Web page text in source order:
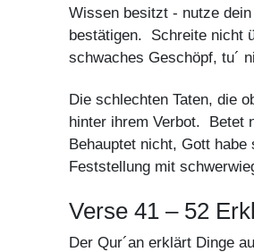
Wissen besitzt - nutze
bestätigen. Schreite nicht
schwaches Geschöpf, tu´
Die schlechten Taten, die
hinter ihrem Verbot. Betet
Behauptet nicht, Gott
Feststellung mit
Verse 41 – 52
Der Qur´an erklärt Dinge